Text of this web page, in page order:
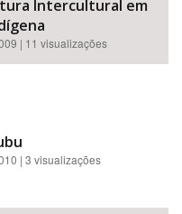
Intercultural em
| 11 visualizações
| 3 visualizações